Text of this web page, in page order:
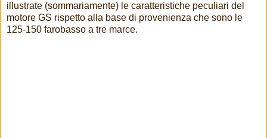
illustrate (sommariamente) le caratteristiche peculiari del
motore GS rispetto alla base di provenienza che sono le
125-150 farobasso a tre marce.